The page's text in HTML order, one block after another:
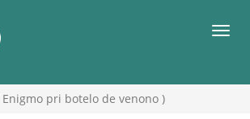
Enigmo pri botelo de venono )